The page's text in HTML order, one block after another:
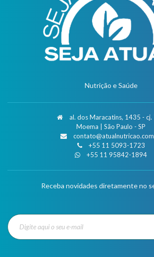
Nutrição e Saúde
al. dos Maracatins, 1435 - cj.
Moema | São Paulo - SP
+55 11 5093-1723
+55 11 95842-1894
Receba novidades diretamente no